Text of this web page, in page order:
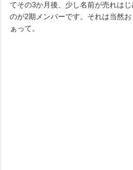
てその3か月後、少し名前が売れは
のが2期メンバーです。それは当然
ぁって。